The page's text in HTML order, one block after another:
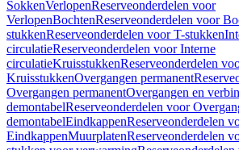
SokkenVerlopenReserveonderdelen voor
VerlopenBochtenReserveonderdelen voor
stukkenReserveonderdelen voor T-stukken
circulatieReserveonderdelen voor Interne
circulatieKruisstukkenReserveonderdelen
KruisstukkenOvergangen permanent
Overgangen permanentOvergangen en
demontabelReserveonderdelen voor
demontabelEindkappenReserveonderdelen
EindkappenMuurplatenReserveonderdelen